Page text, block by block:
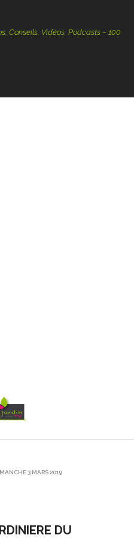
Vidéos, Podcasts – 100 %
3 MARS 2019
DU